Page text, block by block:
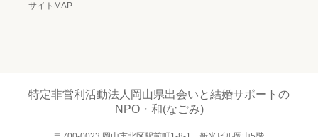
サイトMAP
特定非営利活動法人岡山県出会いと結婚サポートの
NPO・和(なごみ)